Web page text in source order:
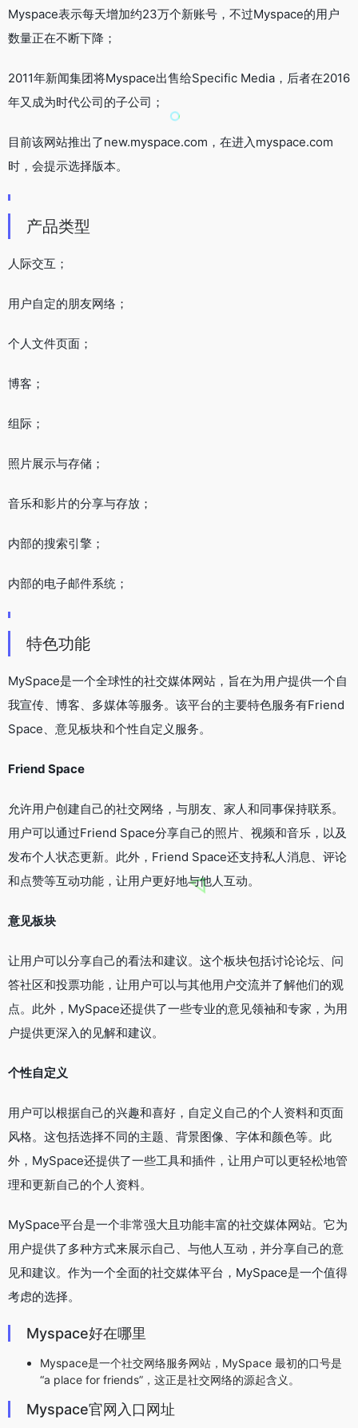
Myspace表示每天增加约23万个新账号，不过Myspace的用户
数量正在不断下降；
2011年新闻集团将Myspace出售给Specific Media，后者在2016
年又成为时代公司的子公司；
目前该网站推出了new.myspace.com，在进入myspace.com
时，会提示选择版本。
产品类型
人际交互；
用户自定的朋友网络；
个人文件页面；
博客；
组际；
照片展示与存储；
音乐和影片的分享与存放；
内部的搜索引擎；
内部的电子邮件系统；
特色功能
MySpace是一个全球性的社交媒体网站，旨在为用户提供一个自
我宣传、博客、多媒体等服务。该平台的主要特色服务有Friend
Space、意见板块和个性自定义服务。
Friend Space
允许用户创建自己的社交网络，与朋友、家人和同事保持联系。
用户可以通过Friend Space分享自己的照片、视频和音乐，以及
发布个人状态更新。此外，Friend Space还支持私人消息、评论
和点赞等互动功能，让用户更好地与他人互动。
意见板块
让用户可以分享自己的看法和建议。这个板块包括讨论论坛、问
答社区和投票功能，让用户可以与其他用户交流并了解他们的观
点。此外，MySpace还提供了一些专业的意见领袖和专家，为用
户提供更深入的见解和建议。
个性自定义
用户可以根据自己的兴趣和喜好，自定义自己的个人资料和页面
风格。这包括选择不同的主题、背景图像、字体和颜色等。此
外，MySpace还提供了一些工具和插件，让用户可以更轻松地管
理和更新自己的个人资料。
MySpace平台是一个非常强大且功能丰富的社交媒体网站。它为
用户提供了多种方式来展示自己、与他人互动，并分享自己的意
见和建议。作为一个全面的社交媒体平台，MySpace是一个值得
考虑的选择。
Myspace好在哪里
Myspace是一个社交网络服务网站，MySpace 最初的口号是
“a place for friends”，这正是社交网络的源起含义。
Myspace官网入口网址